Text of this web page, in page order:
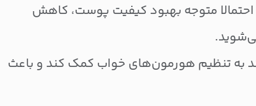
متوجه بهبود کیفیت پوست، کاهش
به تنظیم هورمون‌های خواب کمک کند و باعث